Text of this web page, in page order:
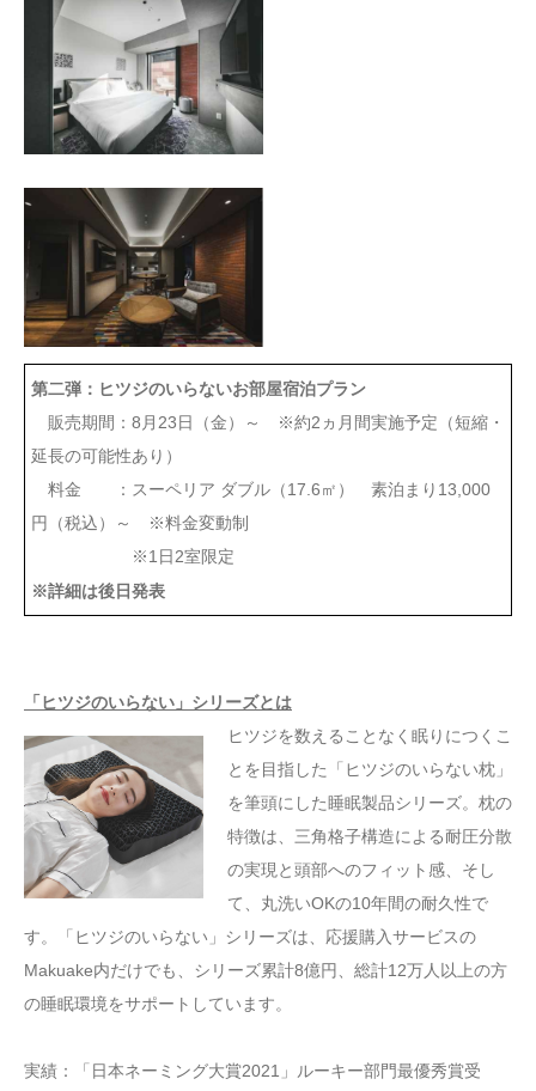
第二弾：ヒツジのいらないお部屋宿泊プラン
販売期間：8月23日（金）～ ※約2ヵ月間実施予定（短縮・
延長の可能性あり）
料金 ：スーペリア ダブル（17.6㎡） 素泊まり13,000
円（税込）～ ※料金変動制
※1日2室限定
※詳細は後日発表
「ヒツジのいらない」シリーズとは
ヒツジを数えることなく眠りにつくこ
とを目指した「ヒツジのいらない枕」
を筆頭にした睡眠製品シリーズ。枕の
特徴は、三角格子構造による耐圧分散
の実現と頭部へのフィット感、そし
て、丸洗いOKの10年間の耐久性で
す。「ヒツジのいらない」シリーズは、応援購入サービスの
Makuake内だけでも、シリーズ累計8億円、総計12万人以上の方
の睡眠環境をサポートしています。
実績：「日本ネーミング大賞2021」ルーキー部門最優秀賞受